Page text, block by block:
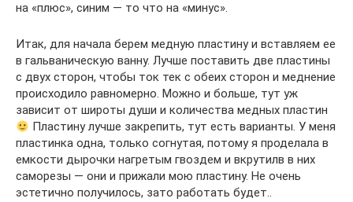
на «плюс», синим — то что на «минус».
Итак, для начала берем медную пластину и вставляем ее
в гальваническую ванну. Лучше поставить две пластины
с двух сторон, чтобы ток тек с обеих сторон и меднение
происходило равномерно. Можно и больше, тут уж
зависит от широты души и количества медных пластин
Пластину лучше закрепить, тут есть варианты. У меня
пластинка одна, только согнутая, потому я проделала в
емкости дырочки нагретым гвоздем и вкрутилв в них
саморезы — они и прижали мою пластину. Не очень
эстетично получилось, зато работать будет..